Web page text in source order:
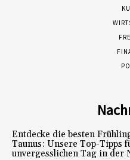
Entdecke die besten
Taunus: Unsere Top-Tipps
unvergesslichen Tag in der